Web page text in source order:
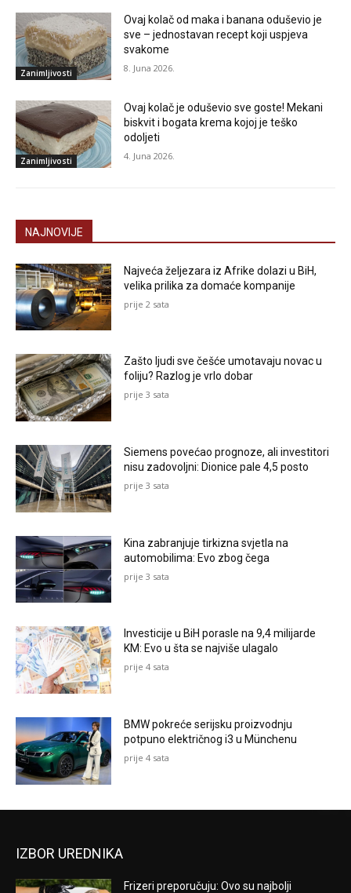
Zanimljivosti
Ovaj kolač od maka i banana oduševio je
sve – jednostavan recept koji uspjeva
svakome
8. Juna 2026.
Zanimljivosti
Ovaj kolač je oduševio sve goste! Mekani
biskvit i bogata krema kojoj je teško
odoljeti
4. Juna 2026.
NAJNOVIJE
Najveća željezara iz Afrike dolazi u BiH,
velika prilika za domaće kompanije
prije 2 sata
Zašto ljudi sve češće umotavaju novac u
foliju? Razlog je vrlo dobar
prije 3 sata
Siemens povećao prognoze, ali investitori
nisu zadovoljni: Dionice pale 4,5 posto
prije 3 sata
Kina zabranjuje tirkizna svjetla na
automobilima: Evo zbog čega
prije 3 sata
Investicije u BiH porasle na 9,4 milijarde
KM: Evo u šta se najviše ulagalo
prije 4 sata
BMW pokreće serijsku proizvodnju
potpuno električnog i3 u Münchenu
prije 4 sata
IZBOR UREDNIKA
Frizeri preporučuju: Ovo su najbolji